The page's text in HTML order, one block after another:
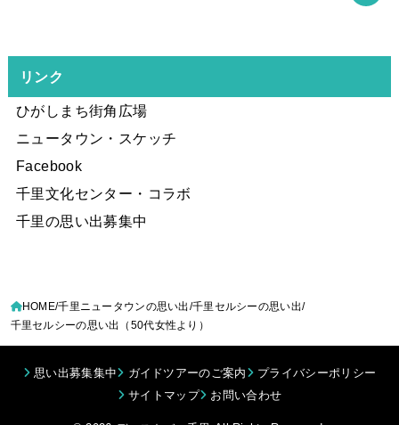
リンク
ひがしまち街角広場
ニュータウン・スケッチ
Facebook
千里文化センター・コラボ
千里の思い出募集中
HOME 千里ニュータウンの思い出 千里セルシーの思い出
千里セルシーの思い出（50代女性より）
思い出募集集中 ガイドツアーのご案内
プライバシーポリシー
サイトマップ
お問い合わせ